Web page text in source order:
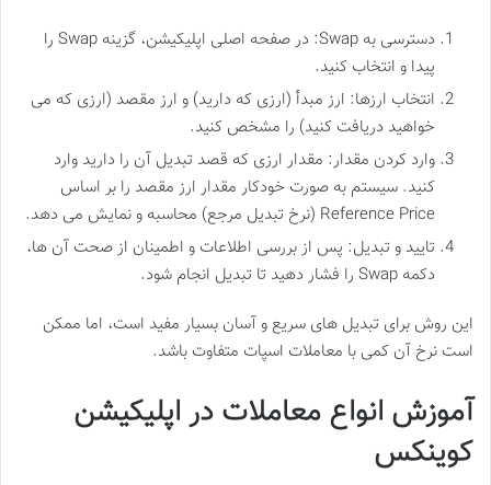
دسترسی به Swap: در صفحه اصلی اپلیکیشن، گزینه Swap را
پیدا و انتخاب کنید.
انتخاب ارزها: ارز مبدأ (ارزی که دارید) و ارز مقصد (ارزی که می
خواهید دریافت کنید) را مشخص کنید.
وارد کردن مقدار: مقدار ارزی که قصد تبدیل آن را دارید وارد
کنید. سیستم به صورت خودکار مقدار ارز مقصد را بر اساس
Reference Price (نرخ تبدیل مرجع) محاسبه و نمایش می دهد.
تایید و تبدیل: پس از بررسی اطلاعات و اطمینان از صحت آن ها،
دکمه Swap را فشار دهید تا تبدیل انجام شود.
این روش برای تبدیل های سریع و آسان بسیار مفید است، اما ممکن
است نرخ آن کمی با معاملات اسپات متفاوت باشد.
آموزش انواع معاملات در اپلیکیشن
کوینکس